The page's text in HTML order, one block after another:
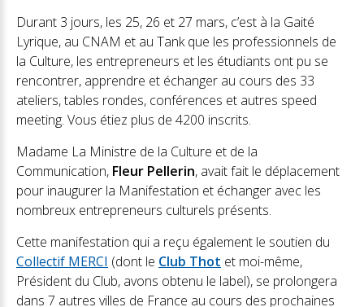
Durant 3 jours, les 25, 26 et 27 mars, c’est à la Gaité
Lyrique, au CNAM et au Tank que les professionnels de
la Culture, les entrepreneurs et les étudiants ont pu se
rencontrer, apprendre et échanger au cours des 33
ateliers, tables rondes, conférences et autres speed
meeting. Vous étiez plus de 4200 inscrits.
Madame La Ministre de la Culture et de la
Communication, Fleur Pellerin, avait fait le déplacement
pour inaugurer la Manifestation et échanger avec les
nombreux entrepreneurs culturels présents.
Cette manifestation qui a reçu également le soutien du
Collectif MERCI (dont le Club Thot et moi-même,
Président du Club, avons obtenu le label), se prolongera
dans 7 autres villes de France au cours des prochaines